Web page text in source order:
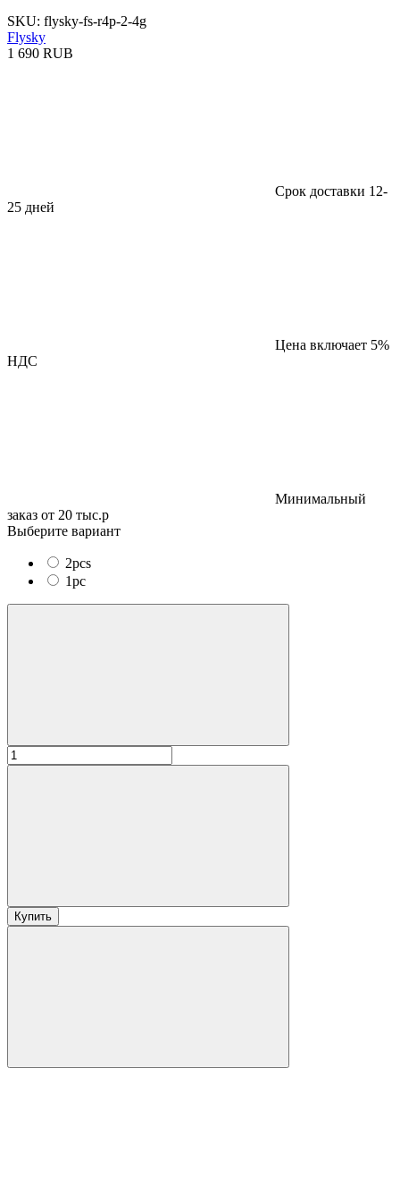
SKU: flysky-fs-r4p-2-4g
Flysky
1 690 RUB
Срок доставки 12-
25 дней
Цена включает 5%
НДС
Минимальный
заказ от 20 тыс.р
Выберите вариант
2pcs
1pc
Купить